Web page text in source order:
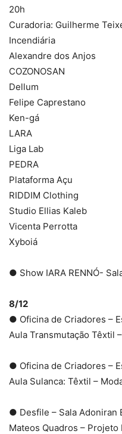
20h
Curadoria: Guilherme
Incendiária
Alexandre dos Anjos
COZONOSAN
Dellum
Felipe Caprestano
Ken-gá
LARA
Liga Lab
PEDRA
Plataforma Açu
RIDDIM Clothing
Studio Ellias Kaleb
Vicenta Perrotta
Xyboiá
● Show IARA RENNÓ-
8/12
● Oficina de Criadores –
Aula Transmutação Têxtil
● Oficina de Criadores –
Aula Sulanca: Têxtil –
● Desfile – Sala Adoniran
Mateos Quadros – Projeto